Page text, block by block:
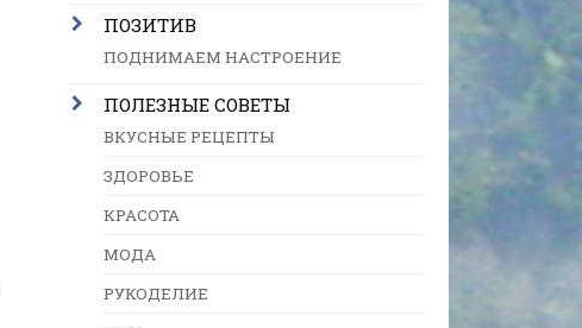
ПОЗИТИВ
ПОДНИМАЕМ НАСТРОЕНИЕ
ПОЛЕЗНЫЕ СОВЕТЫ
ВКУСНЫЕ РЕЦЕПТЫ
ЗДОРОВЬЕ
КРАСОТА
МОДА
РУКОДЕЛИЕ